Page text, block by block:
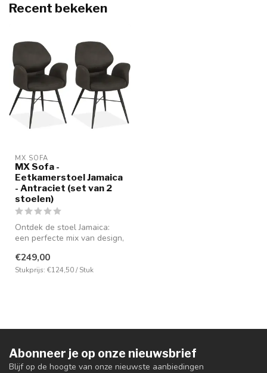
Recent bekeken
MX SOFA
MX Sofa -
Eetkamerstoel Jamaica
- Antraciet (set van 2
stoelen)
Ontdek de stoel Jamaica:
een perfecte mix van design,
€249,00
Stukprijs: €124,50 / Stuk
Abonneer je op onze nieuwsbrief
Blijf op de hoogte van onze nieuwste aanbiedingen